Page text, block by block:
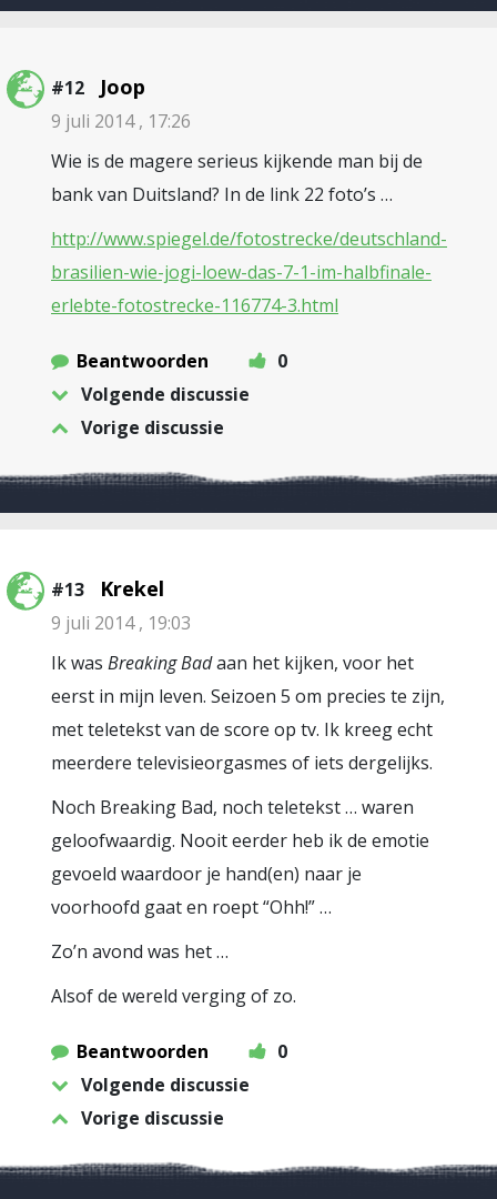
#12 Joop
9 juli 2014 , 17:26
Wie is de magere serieus kijkende man bij de
bank van Duitsland? In de link 22 foto’s …
http://www.spiegel.de/fotostrecke/deutschland-
brasilien-wie-jogi-loew-das-7-1-im-halbfinale-
erlebte-fotostrecke-116774-3.html
Beantwoorden
0
Volgende discussie
Vorige discussie
#13 Krekel
9 juli 2014 , 19:03
Ik was Breaking Badaan het kijken, voor het
eerst in mijn leven. Seizoen 5 om precies te zijn,
met teletekst van de score op tv. Ik kreeg echt
meerdere televisieorgasmes of iets dergelijks.
Noch Breaking Bad, noch teletekst … waren
geloofwaardig. Nooit eerder heb ik de emotie
gevoeld waardoor je hand(en) naar je
voorhoofd gaat en roept “Ohh!” …
Zo’n avond was het …
Alsof de wereld verging of zo.
Beantwoorden
0
Volgende discussie
Vorige discussie